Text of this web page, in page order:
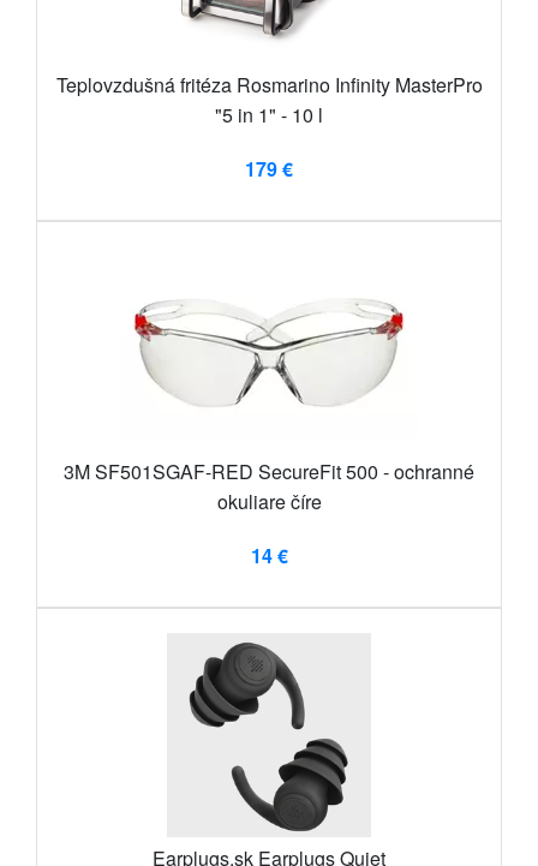
Teplovzdušná fritéza Rosmarino Infinity MasterPro
"5 in 1" - 10 l
179 €
3M SF501SGAF-RED SecureFit 500 - ochranné
okuliare číre
14 €
Earplugs.sk Earplugs Quiet